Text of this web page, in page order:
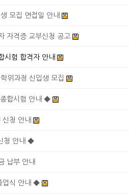
모집 면접일 안내
자격증 교부신청 공고
시험 합격자 안내
위과정 신입생 모집
합시험 안내 ◆
청 안내
청 안내 ◆
납부 안내
업식 안내 ◆